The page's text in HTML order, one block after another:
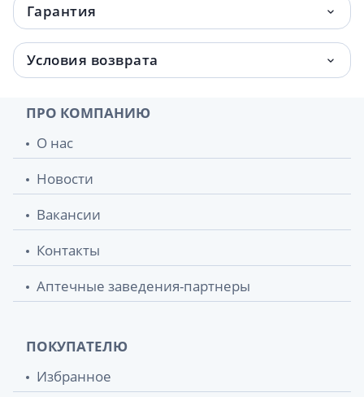
Гарантия
Условия возврата
ПРО КОМПАНИЮ
О нас
Новости
Вакансии
Контакты
Аптечные заведения-партнеры
ПОКУПАТЕЛЮ
Избранное